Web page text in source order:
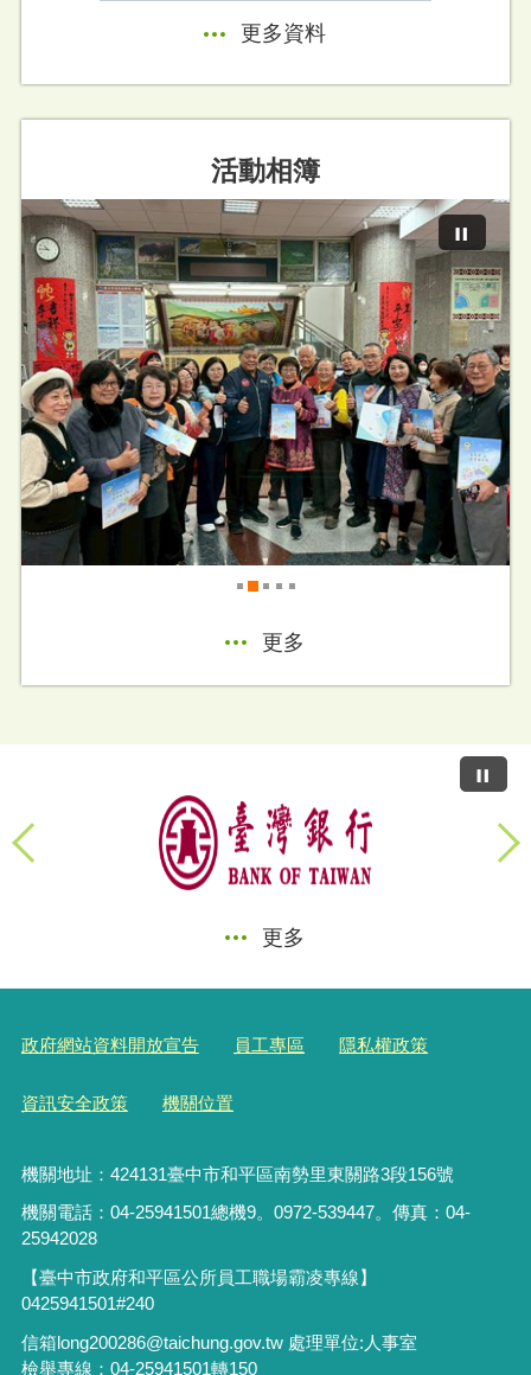
更多資料
活動相簿
2025.11.27~202...
更多
更多
政府網站資料開放宣告 員工專區 隱私權政策
資訊安全政策 機關位置
機關地址：424131臺中市和平區南勢里東關路3段156號
機關電話：04-25941501總機9。0972-539447。傳真：04-
25942028
【臺中市政府和平區公所員工職場霸凌專線】
0425941501#240
信箱long200286@taichung.gov.tw 處理單位:人事室
檢舉專線：04-25941501轉150